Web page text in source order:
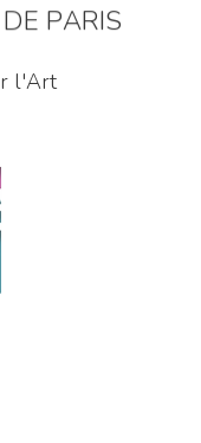
DE PARIS
r l'Art